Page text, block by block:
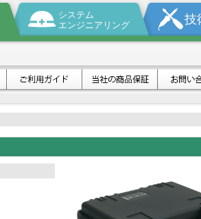
システム
エンジニアリング
技